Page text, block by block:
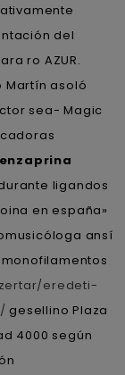
del
ro AZUR.
Martín asoló
sea- Magic
ligandos
en españa»
ansí
eredeti-
gesellino Plaza
4000 según